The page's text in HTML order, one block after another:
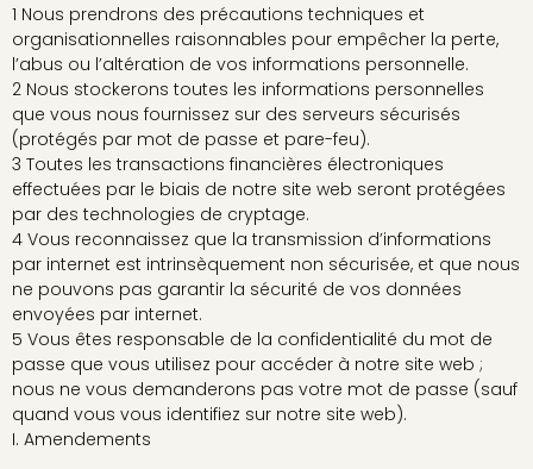
1 Nous prendrons des précautions techniques et
organisationnelles raisonnables pour empêcher la perte,
l’abus ou l’altération de vos informations personnelle.
2 Nous stockerons toutes les informations personnelles
que vous nous fournissez sur des serveurs sécurisés
(protégés par mot de passe et pare-feu).
3 Toutes les transactions financières électroniques
effectuées par le biais de notre site web seront protégées
par des technologies de cryptage.
4 Vous reconnaissez que la transmission d’informations
par internet est intrinsèquement non sécurisée, et que nous
ne pouvons pas garantir la sécurité de vos données
envoyées par internet.
5 Vous êtes responsable de la confidentialité du mot de
passe que vous utilisez pour accéder à notre site web ;
nous ne vous demanderons pas votre mot de passe (sauf
quand vous vous identifiez sur notre site web).
I. Amendements